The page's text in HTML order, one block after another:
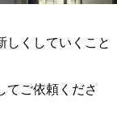
しくしていくこと
てご依頼くださ